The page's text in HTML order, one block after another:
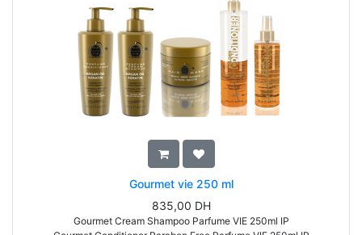
Gourmet vie 250 ml
835,00 DH
Gourmet Cream Shampoo Parfume VIE 250ml IP